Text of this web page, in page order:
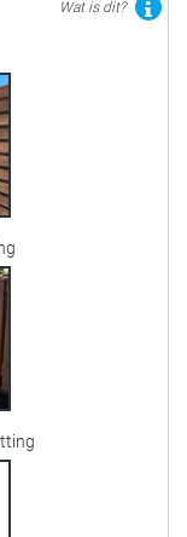
Wat is dit?